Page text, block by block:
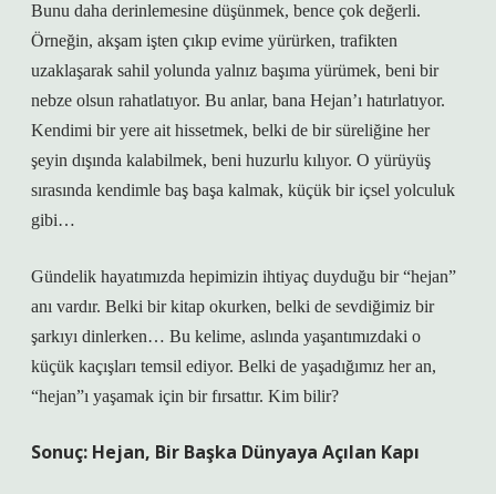
Bunu daha derinlemesine düşünmek, bence çok değerli.
Örneğin, akşam işten çıkıp evime yürürken, trafikten
uzaklaşarak sahil yolunda yalnız başıma yürümek, beni bir
nebze olsun rahatlatıyor. Bu anlar, bana Hejan’ı hatırlatıyor.
Kendimi bir yere ait hissetmek, belki de bir süreliğine her
şeyin dışında kalabilmek, beni huzurlu kılıyor. O yürüyüş
sırasında kendimle baş başa kalmak, küçük bir içsel yolculuk
gibi…
Gündelik hayatımızda hepimizin ihtiyaç duyduğu bir “hejan”
anı vardır. Belki bir kitap okurken, belki de sevdiğimiz bir
şarkıyı dinlerken… Bu kelime, aslında yaşantımızdaki o
küçük kaçışları temsil ediyor. Belki de yaşadığımız her an,
“hejan”ı yaşamak için bir fırsattır. Kim bilir?
Sonuç: Hejan, Bir Başka Dünyaya Açılan Kapı